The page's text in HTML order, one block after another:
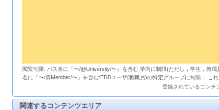
閲覧制限: パス名に『〜/@University/〜』を含む:学内に制限(ただし，学生，教
名に『〜/@Member/〜』を含む:EDBユーザ(教職員)の特定グループに制限． こ
登録されているコンテ
関連するコンテンツエリア